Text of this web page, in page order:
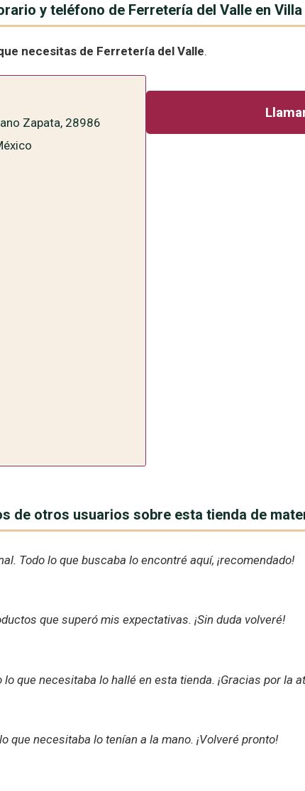
y teléfono de Ferretería del Valle en
necesitas de Ferretería del Valle.
Zapata, 28986
de otros usuarios sobre esta tienda de
Todo lo que buscaba lo encontré aquí, ¡recomendado!
que superó mis expectativas. ¡Sin duda volveré!
que necesitaba lo hallé en esta tienda. ¡Gracias por la
que necesitaba lo tenían a la mano. ¡Volveré pronto!